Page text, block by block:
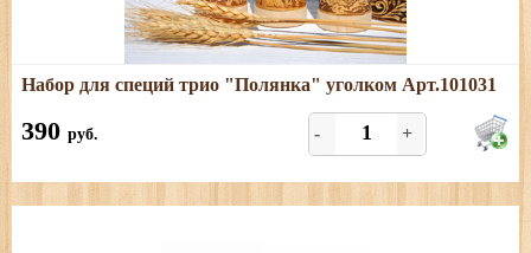
Подробнее
Размеры: длина - 18 см; ширина - 16 см; высота - 5 см
Набор для специй трио "Полянка" уголком Арт.101031
390 руб. - +